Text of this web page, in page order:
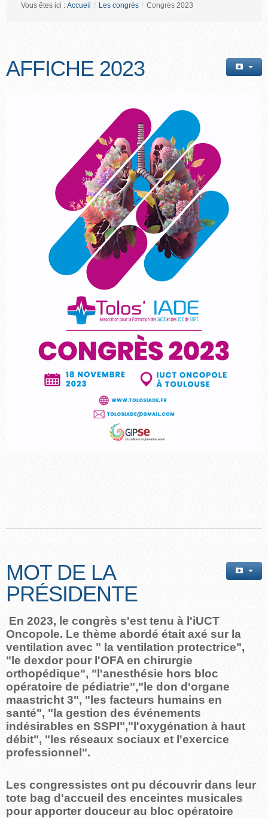
Vous êtes ici : Accueil / Les congrès / Congrès 2023
AFFICHE 2023
MOT DE LA
PRÉSIDENTE
En 2023, le congrès s'est tenu à l'iUCT
Oncopole. Le thème abordé était axé sur la
ventilation avec " la ventilation protectrice",
"le dexdor pour l'OFA en chirurgie
orthopédique", "l'anesthésie hors bloc
opératoire de pédiatrie","le don d'organe
maastricht 3", "les facteurs humains en
santé", "la gestion des événements
indésirables en SSPI","l'oxygénation à haut
débit", "les réseaux sociaux et l'exercice
professionnel".
Les congressistes ont pu découvrir dans leur
tote bag d'accueil des enceintes musicales
pour apporter douceur au bloc opératoire